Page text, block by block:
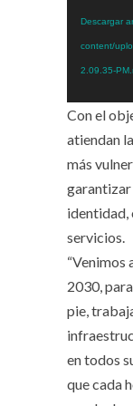
Descargar
content/
2.09.35-
Con el
atiendan
más
garantizar
identidad,
servicios.
“Venimos
2030,
pie,
en todos
que cada